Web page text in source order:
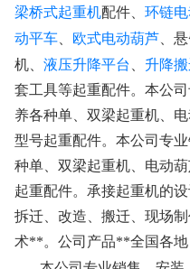
梁桥式起重机配件、 环链
动平车
欧式电动葫芦 、
机、 液压升降平台 升降
套工具等起重配件。本公
养各种单、双梁起重机、
型号起重配件。本公司专
种单、双梁起重机、电动
起重配件。承接起重机的
拆迁、改造、搬迁、现场
术**。公司产品**全国各地